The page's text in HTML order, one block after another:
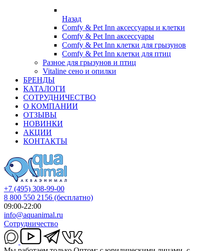
Назад
Comfy & Pet Inn аксессуары и клетки
Comfy & Pet Inn аксессуары
Comfy & Pet Inn клетки для грызунов
Comfy & Pet Inn клетки для птиц
Разное для грызунов и птиц
Vitaline сено и опилки
БРЕНДЫ
КАТАЛОГИ
СОТРУДНИЧЕСТВО
О КОМПАНИИ
ОТЗЫВЫ
НОВИНКИ
АКЦИИ
КОНТАКТЫ
+7 (495) 308-99-00
8 800 550 2156 (бесплатно)
09:00-22:00
info@aquanimal.ru
Сотрудничество